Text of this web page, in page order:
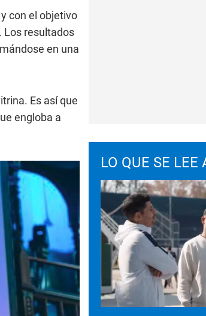
con el objetivo
Los resultados
en una
Es así que
engloba a
LO QUE SE LEE